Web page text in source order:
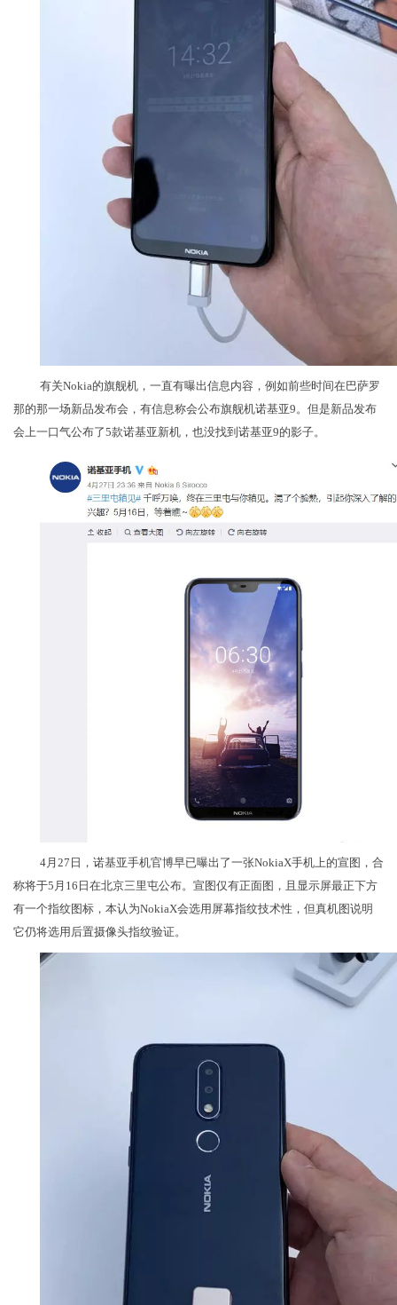
有关Nokia的旗舰机，一直有曝出信息内容，例如前些时间在巴萨罗
那的那一场新品发布会，有信息称会公布旗舰机诺基亚9。但是新品发布
会上一口气公布了5款诺基亚新机，也没找到诺基亚9的影子。
4月27日，诺基亚手机官博早已曝出了一张NokiaX手机上的宣图，合
称将于5月16日在北京三里屯公布。宣图仅有正面图，且显示屏最正下方
有一个指纹图标，本认为NokiaX会选用屏幕指纹技术性，但真机图说明
它仍将选用后置摄像头指纹验证。